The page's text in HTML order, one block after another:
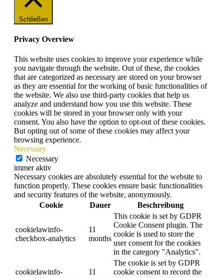
Schließen
Privacy Overview
This website uses cookies to improve your experience while
you navigate through the website. Out of these, the cookies
that are categorized as necessary are stored on your browser
as they are essential for the working of basic functionalities of
the website. We also use third-party cookies that help us
analyze and understand how you use this website. These
cookies will be stored in your browser only with your
consent. You also have the option to opt-out of these cookies.
But opting out of some of these cookies may affect your
browsing experience.
Necessary
Necessary
immer aktiv
Necessary cookies are absolutely essential for the website to
function properly. These cookies ensure basic functionalities
and security features of the website, anonymously.
Cookie
Dauer Beschreibung
cookielawinfo-
checkbox-analytics
11
months
This cookie is set by GDPR
Cookie Consent plugin. The
cookie is used to store the
user consent for the cookies
in the category "Analytics".
cookielawinfo-
11
The cookie is set by GDPR
cookie consent to record the